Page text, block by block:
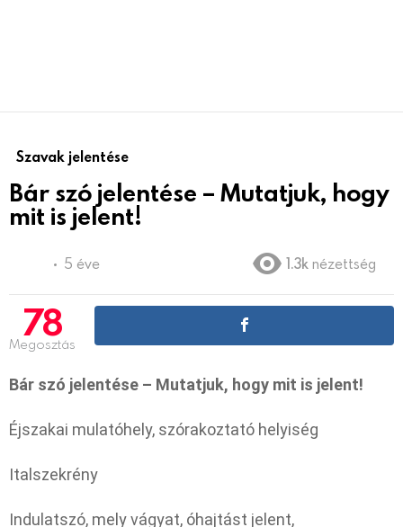
Szavak jelentése
Bár szó jelentése – Mutatjuk, hogy
mit is jelent!
5 éve 1.3k nézettség
78
Megosztás
Bár szó jelentése – Mutatjuk, hogy mit is jelent!
Éjszakai mulatóhely, szórakoztató helyiség
Italszekrény
Indulatszó, mely vágyat, óhajtást jelent,